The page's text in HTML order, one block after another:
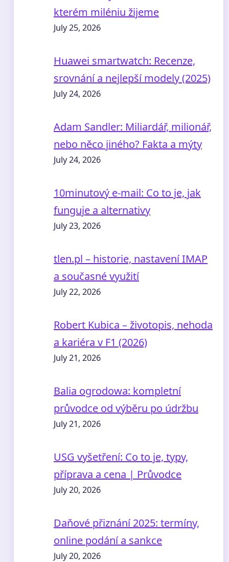
kterém miléniu žijeme
July 25, 2026
Huawei smartwatch: Recenze,
srovnání a nejlepší modely (2025)
July 24, 2026
Adam Sandler: Miliardář, milionář,
nebo něco jiného? Fakta a mýty
July 24, 2026
10minutový e-mail: Co to je, jak
funguje a alternativy
July 23, 2026
tlen.pl – historie, nastavení IMAP
a současné využití
July 22, 2026
Robert Kubica – životopis, nehoda
a kariéra v F1 (2026)
July 21, 2026
Balia ogrodowa: kompletní
průvodce od výběru po údržbu
July 21, 2026
USG vyšetření: Co to je, typy,
příprava a cena | Průvodce
July 20, 2026
Daňové přiznání 2025: termíny,
online podání a sankce
July 20, 2026